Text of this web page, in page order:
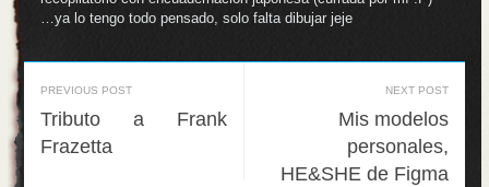
…ya lo tengo todo pensado, solo falta dibujar jeje
PREVIOUS POST
Tributo a Frank
Frazetta
NEXT POST
Mis modelos
personales,
HE&SHE de Figma